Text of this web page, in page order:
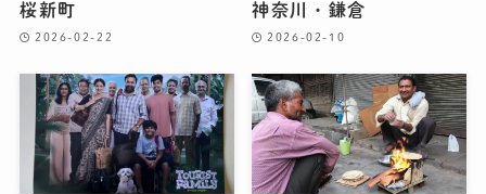
桜新町
2026-02-22
神奈川・鎌倉
2026-02-10